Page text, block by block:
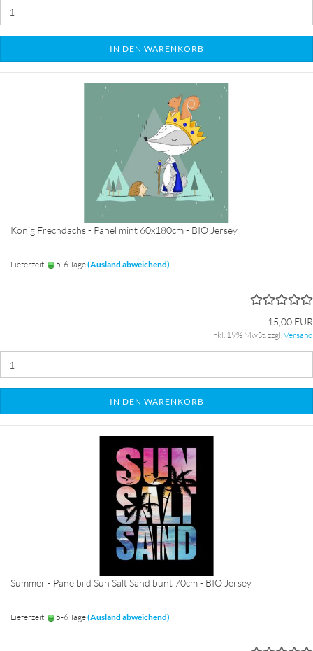
IN DEN WARENKORB
König Frechdachs - Panel mint 60x180cm - BIO Jersey
Lieferzeit: 5-6 Tage(Ausland abweichend)
15,00 EUR
inkl. 19% MwSt. zzgl.Versand
IN DEN WARENKORB
Summer - Panelbild Sun Salt Sand bunt 70cm - BIO Jersey
Lieferzeit: 5-6 Tage(Ausland abweichend)